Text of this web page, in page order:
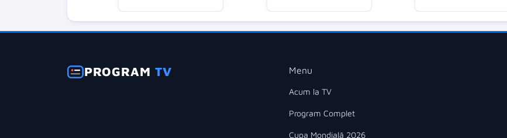
PROGRAMTV Menu
Acum la TV
Program Complet
Cupa Mondială 2026